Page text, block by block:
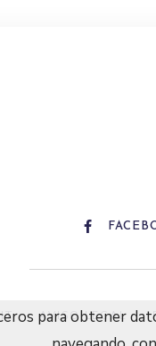
AVISO LEGAL
para obtener